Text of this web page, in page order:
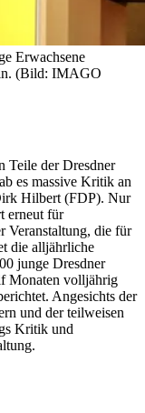
Erwachsene
(Bild: IMAGO
Teile der Dresdner
es massive Kritik an
Hilbert (FDP). Nur
erneut für
Veranstaltung, die für
die alljährliche
junge Dresdner
Monaten volljährig
Angesichts der
und der teilweisen
Kritik und